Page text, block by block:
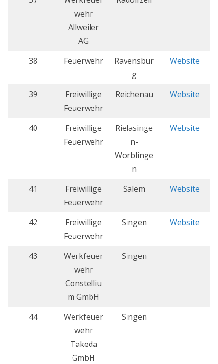
wehr
Allweiler
AG
38 Feuerwehr
Ravensbur
g
Website
39
Freiwillige
Feuerwehr
Reichenau Website
40
Freiwillige
Feuerwehr
Rielasinge
n-
Worblinge
n
Website
41
Freiwillige
Feuerwehr
Salem Website
42
Freiwillige
Feuerwehr
Singen Website
43
Werkfeuer
wehr
Constelliu
m GmbH
Singen
44
Werkfeuer
wehr
Takeda
GmbH
Singen